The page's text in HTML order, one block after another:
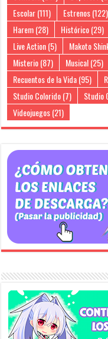
Escolar(111) Estrenos(122)
Harem(28) Histórico(29)
Live Action(5) Makoto
Misterio(87) Musical(25)
Recuentos de la Vida(95)
Studio Colorido(7) Studio
Videojuegos(21)